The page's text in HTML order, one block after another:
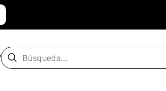
Barra de búsqueda